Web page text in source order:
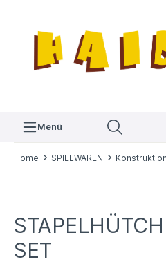
Menü
Home SPIELWAREN
SET